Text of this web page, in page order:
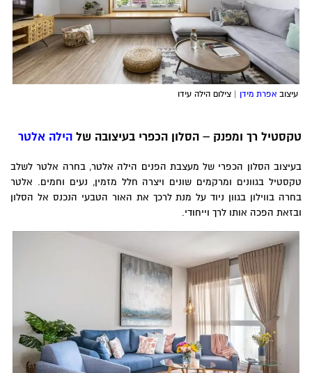
עיצובאפרת מידן | צילום הילה עידו
רך ומפנק – הסלון הכפרי בעיצובה שלהילה אלטר
הסלון הכפרי של מעצבת הפנים הילה אלטר, בחרה אלטר לשלב
בגוונים ומרקמים שונים ויצרה חלל מזמין, נעים וחמים. אלטר
בווילון בגוון ניוד על מנת לרכך את האור הטבעי הנכנס אל הסלון
הפכה אותו לרך וייחודי.